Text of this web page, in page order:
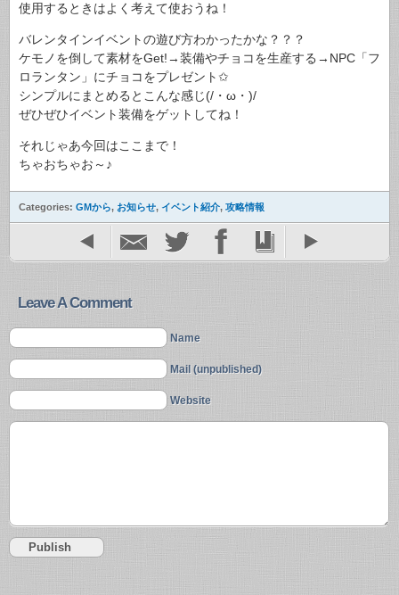
使用するときはよく考えて使おうね！
バレンタインイベントの遊び方わかったかな？？？
ケモノを倒して素材をGet!→装備やチョコを生産する→NPC「フ
ロランタン」にチョコをプレゼント✩
シンプルにまとめるとこんな感じ(/・ω・)/
ぜひぜひイベント装備をゲットしてね！
それじゃあ今回はここまで！
ちゃおちゃお～♪
Categories: GMから, お知らせ, イベント紹介, 攻略情報
Leave A Comment
Name
Mail (unpublished)
Website